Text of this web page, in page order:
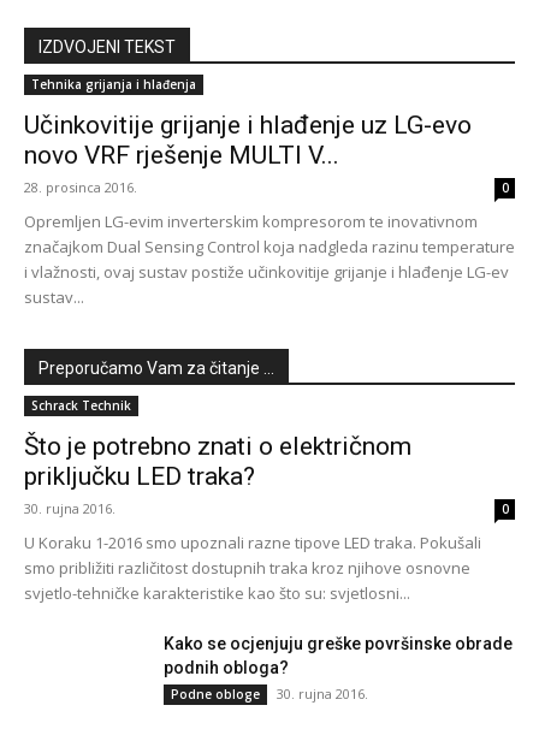
IZDVOJENI TEKST
Tehnika grijanja i hlađenja
Učinkovitije grijanje i hlađenje uz LG-evo
novo VRF rješenje MULTI V...
28. prosinca 2016. 0
Opremljen LG-evim inverterskim kompresorom te inovativnom
značajkom Dual Sensing Control koja nadgleda razinu temperature
i vlažnosti, ovaj sustav postiže učinkovitije grijanje i hlađenje LG-ev
sustav...
Preporučamo Vam za čitanje ...
Schrack Technik
Što je potrebno znati o električnom
priključku LED traka?
30. rujna 2016. 0
U Koraku 1-2016 smo upoznali razne tipove LED traka. Pokušali
smo približiti različitost dostupnih traka kroz njihove osnovne
svjetlo-tehničke karakteristike kao što su: svjetlosni...
Kako se ocjenjuju greške površinske obrade
podnih obloga?
Podne obloge 30. rujna 2016.